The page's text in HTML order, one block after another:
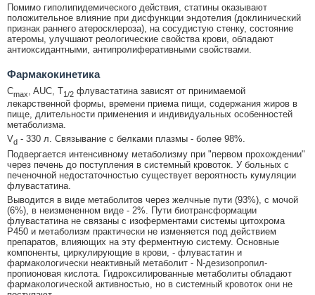
Помимо гиполипидемического действия, статины оказывают
положительное влияние при дисфункции эндотелия (доклинический
признак раннего атеросклероза), на сосудистую стенку, состояние
атеромы, улучшают реологические свойства крови, обладают
антиоксидантными, антипролиферативными свойствами.
Фармакокинетика
Cmax, AUC, T1/2 флувастатина зависят от принимаемой
лекарственной формы, времени приема пищи, содержания жиров в
пище, длительности применения и индивидуальных особенностей
метаболизма.
Vd - 330 л. Связывание с белками плазмы - более 98%.
Подвергается интенсивному метаболизму при "первом прохождении"
через печень до поступления в системный кровоток. У больных с
печеночной недостаточностью существует вероятность кумуляции
флувастатина.
Выводится в виде метаболитов через желчные пути (93%), с мочой
(6%), в неизмененном виде - 2%. Пути биотрансформации
флувастатина не связаны с изоферментами системы цитохрома
Р450 и метаболизм практически не изменяется под действием
препаратов, влияющих на эту ферментную систему. Основные
компоненты, циркулирующие в крови, - флувастатин и
фармакологически неактивный метаболит - N-дезизопропил-
пропионовая кислота. Гидроксилированные метаболиты обладают
фармакологической активностью, но в системный кровоток они не